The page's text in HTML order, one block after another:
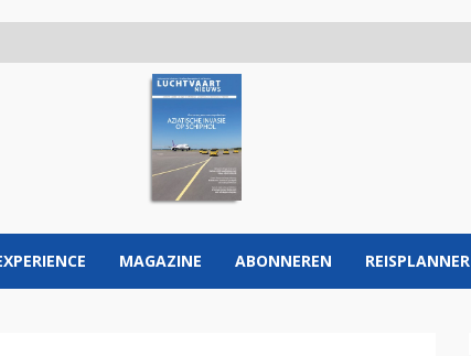
MAGAZINE ABONNEREN REISPLANNER